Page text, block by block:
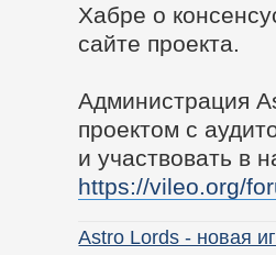
Хабре о
сайте проекта.
Администрация
проектом с
и участвовать в
https://vileo.org/
Astro Lords - новая